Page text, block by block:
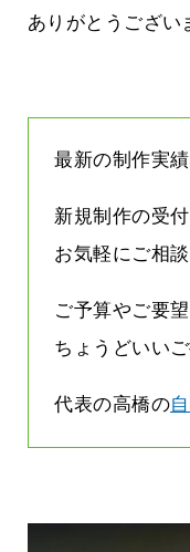
ありがとうござい
最新の制作実
新規制作の受
お気軽にご相談
ご予算やご要
ちょうどいい
代表の高橋の